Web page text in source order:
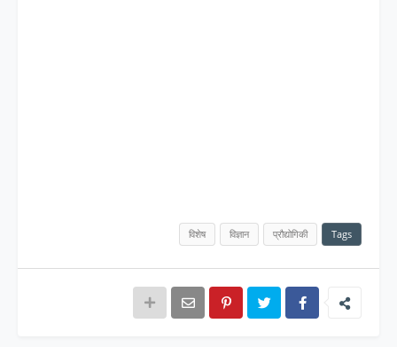
Tags
प्रौद्योगिकी
विज्ञान
विशेष